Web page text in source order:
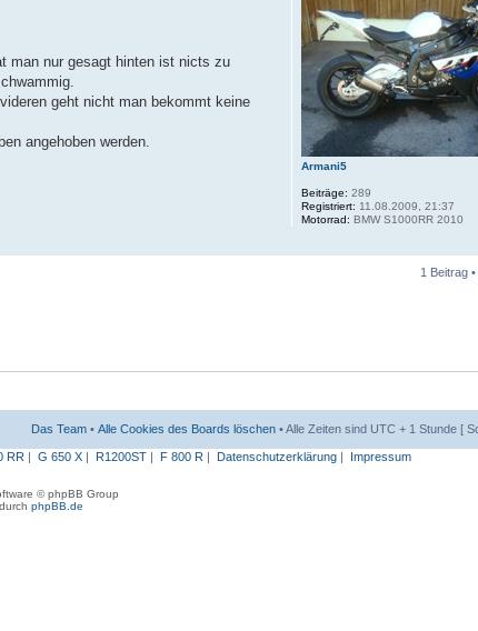
man nur gesagt hinten ist nicts zu
geht nicht man bekommt keine
angehoben werden.
Armani5
Beiträge: 289
Registriert: 11.08.2009, 21:37
Motorrad: BMW S1000RR 2010
1 Beitrag
Das Team • Alle Cookies des Boards löschen • Alle Zeiten sind UTC + 1 Stunde [
RR | G 650 X| R1200ST| F 800 R | Datenschutzerklärung| Impressum
© phpBB Group
phpBB.de